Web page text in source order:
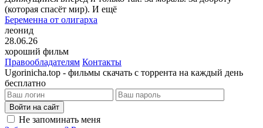
(которая спасёт мир). И ещё
Беременна от олигарха
леонид
28.06.26
хороший фильм
Правообладателям Контакты
Ugorinicha.top - фильмы скачать с торрента на каждый день
бесплатно
Войти на сайт
Не запоминать меня